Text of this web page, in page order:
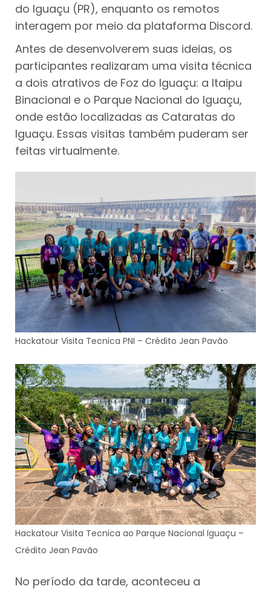
do Iguaçu (PR), enquanto os remotos
interagem por meio da plataforma Discord.
Antes de desenvolverem suas ideias, os
participantes realizaram uma visita técnica
a dois atrativos de Foz do Iguaçu: a Itaipu
Binacional e o Parque Nacional do Iguaçu,
onde estão localizadas as Cataratas do
Iguaçu. Essas visitas também puderam ser
feitas virtualmente.
Hackatour Visita Tecnica PNI – Crédito Jean Pavão
Hackatour Visita Tecnica ao Parque Nacional Iguaçu –
Crédito Jean Pavão
No período da tarde, aconteceu a